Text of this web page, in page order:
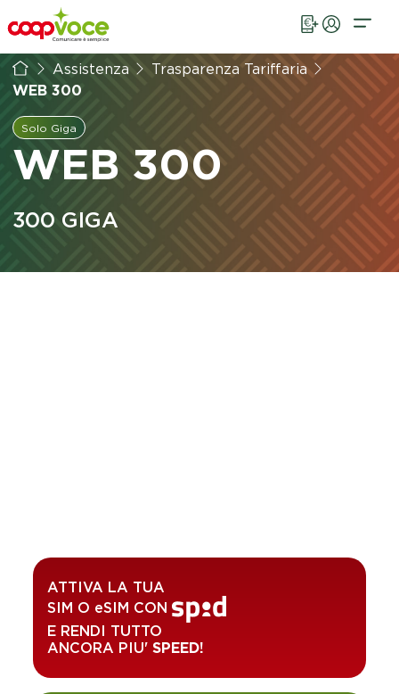
Vai al contenuto principale
Assistenza
Trasparenza Tariffaria
WEB 300
Solo Giga
WEB 300
300 GIGA
ATTIVA LA TUA
SIM O eSIM CON
E RENDI TUTTO
ANCORA PIU' SPEED!